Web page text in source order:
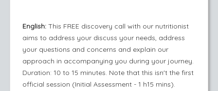
English: This FREE discovery call with our nutritionist
aims to address your discuss your needs, address
your questions and concerns and explain our
approach in accompanying you during your journey.
Duration: 10 to 15 minutes. Note that this isn't the first
official session (Initial Assessment - 1 h15 mins).